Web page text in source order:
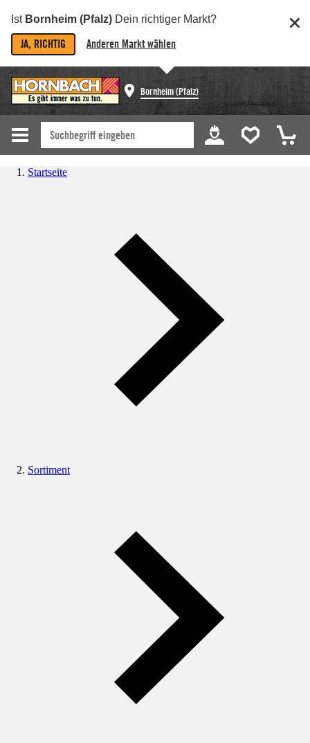
Ist Bornheim (Pfalz) Dein richtiger Markt?
JA, RICHTIG Anderen Markt wählen
Bornheim (Pfalz)
Startseite
Sortiment